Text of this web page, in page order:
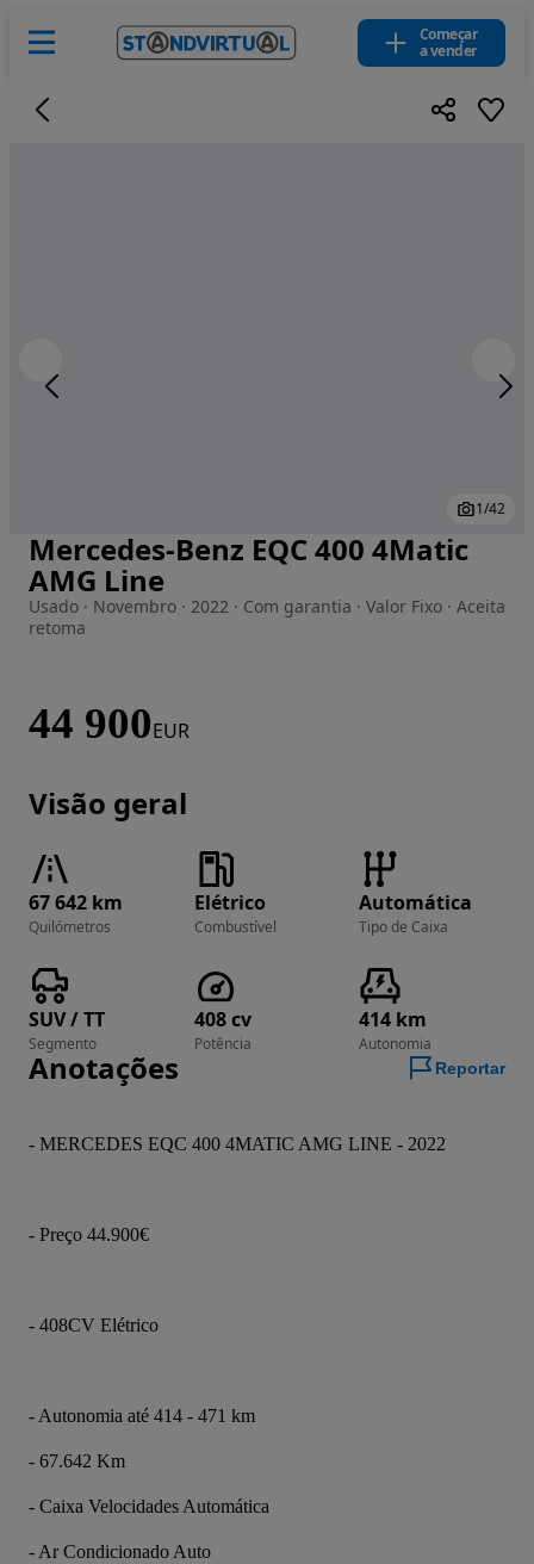
Começar
a vender
Imagem 1 de 42
1/42
Mercedes-Benz EQC 400 4Matic
AMG Line
Usado · Novembro · 2022 · Com garantia · Valor Fixo · Aceita
retoma
44 900EUR
Visão geral
67 642 km
Quilómetros
Elétrico
Combustível
Automática
Tipo de Caixa
SUV / TT
Segmento
408 cv
Potência
414 km
Autonomia
Anotações Reportar
- MERCEDES EQC 400 4MATIC AMG LINE - 2022
- Preço 44.900€
- 408CV Elétrico
- Autonomia até 414 - 471 km
- 67.642 Km
- Caixa Velocidades Automática
- Ar Condicionado Auto